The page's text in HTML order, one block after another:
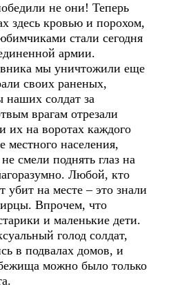
не они! Теперь
здесь кровью и порохом,
стали сегодня
армии.
мы уничтожили еще
своих раненых,
наших солдат за
врагам отрезали
их на воротах каждого
местного населения,
смели поднять глаз на
Любой, кто
убит на месте – это знали
Впрочем, что
и маленькие дети.
голод солдат,
в подвалах домов, и
можно было только